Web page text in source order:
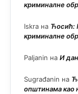
криминалне
Iskra на Ћосић:
криминалне
Paljanin на И
Sugrađanin на
општинама као